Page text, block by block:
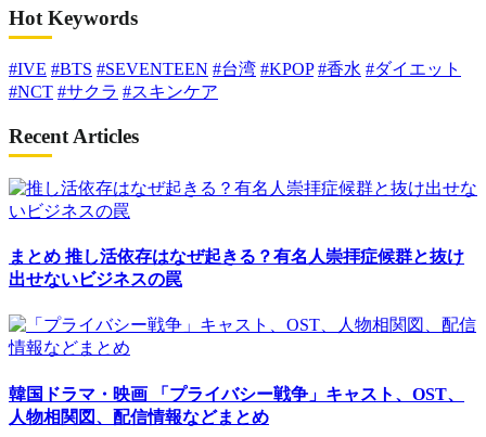
Hot Keywords
#IVE #BTS #SEVENTEEN #台湾 #KPOP #香水 #ダイエット
#NCT #サクラ #スキンケア
Recent Articles
まとめ 推し活依存はなぜ起きる？有名人崇拝症候群と抜け
出せないビジネスの罠
韓国ドラマ・映画 「プライバシー戦争」キャスト、OST、
人物相関図、配信情報などまとめ